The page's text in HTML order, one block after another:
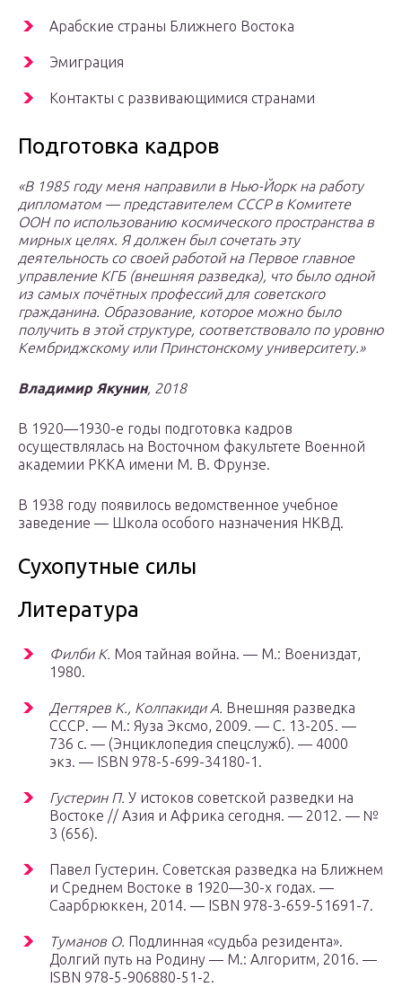
Арабские страны Ближнего Востока
Эмиграция
Контакты с развивающимися странами
Подготовка кадров
«В 1985 году меня направили в Нью-Йорк на работу
дипломатом — представителем СССР в Комитете
ООН по использованию космического пространства в
мирных целях. Я должен был сочетать эту
деятельность со своей работой на Первое главное
управление КГБ (внешняя разведка), что было одной
из самых почётных профессий для советского
гражданина. Образование, которое можно было
получить в этой структуре, соответствовало по уровню
Кембриджскому или Принстонскому университету.»
Владимир Якунин, 2018
В 1920—1930-е годы подготовка кадров
осуществлялась на Восточном факультете Военной
академии РККА имени М. В. Фрунзе.
В 1938 году появилось ведомственное учебное
заведение — Школа особого назначения НКВД.
Сухопутные силы
Литература
Филби К. Моя тайная война. — М.: Воениздат,
1980.
Дегтярев К., Колпакиди А. Внешняя разведка
СССР. — М.: Яуза Эксмо, 2009. — С. 13-205. —
736 с. — (Энциклопедия спецслужб). — 4000
экз. — ISBN 978-5-699-34180-1.
Густерин П. У истоков советской разведки на
Востоке // Азия и Африка сегодня. — 2012. — №
3 (656).
Павел Густерин. Советская разведка на Ближнем
и Среднем Востоке в 1920—30-х годах. —
Саарбрюккен, 2014. — ISBN 978-3-659-51691-7.
Туманов О. Подлинная «судьба резидента».
Долгий путь на Родину — М.: Алгоритм, 2016. —
ISBN 978-5-906880-51-2.